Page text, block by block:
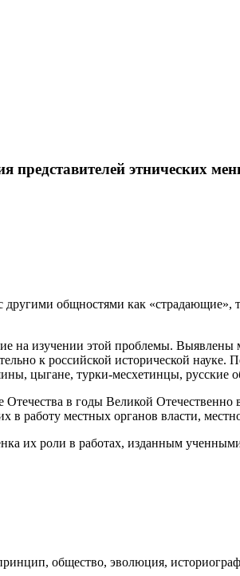
этнических
другими общностями как
на изучении этой проблемы.
к российской исторической
цыгане, турки-месхетинцы, русские
в годы Великой
работу местных органов власти,
их роли в работах, изданным
общество, эволюция,